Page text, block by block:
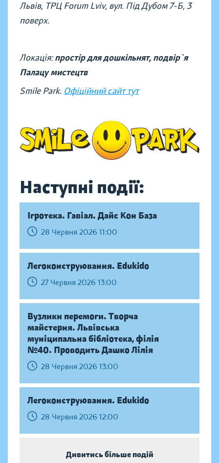
Львів, ТРЦ Forum Lviv, вул. Під Дубом 7-Б, 3
поверх.
Локація:простір для дошкільнят, подвір`я
Палацу мистецтв
Smile Park. Офіційний сайт тут
Наступні події:
Ігротека. Гавіал. Дайс Кон База
28 Червня 2026 11:00
Легоконструювання. Edukido
27 Червня 2026 13:00
Вузлики перемоги. Творча
майстерня. Львівська
муніципальна бібліотека, філія
№40. Проводить Дашко Лілія
28 Червня 2026 13:00
Легоконструювання. Edukido
28 Червня 2026 12:00
Дивитись більше подій